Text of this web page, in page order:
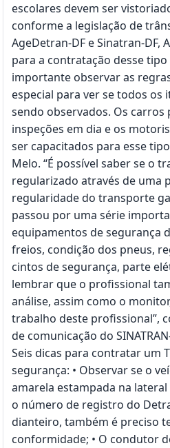
escolares devem ser
conforme a legislação de
AgeDetran-DF e Sinatran-DF,
para a contratação desse tipo
importante observar as
especial para ver se todos os
sendo observados. Os carros
inspeções em dia e os
ser capacitados para esse
Melo. “É possível saber se o
regularizado através de uma
regularidade do transporte
passou por uma série
equipamentos de segurança
freios, condição dos pneus,
cintos de segurança, parte
lembrar que o profissional
análise, assim como o
trabalho deste profissional”,
de comunicação do
Seis dicas para contratar um
segurança: • Observar se o
amarela estampada na
o número de registro do
dianteiro, também é preciso
conformidade; • O condutor